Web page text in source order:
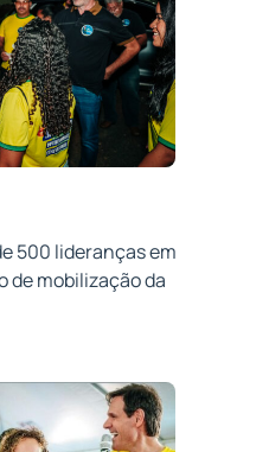
500 lideranças em
de mobilização da